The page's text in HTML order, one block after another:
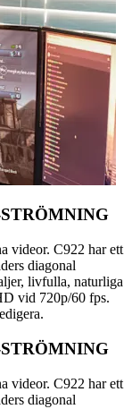
videor. C922 har ett
diagonal
livfulla, naturliga
vid 720p/60 fps.
videor. C922 har ett
diagonal